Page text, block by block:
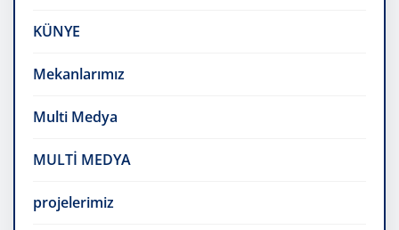
KÜNYE
Mekanlarımız
Multi Medya
MULTİ MEDYA
projelerimiz